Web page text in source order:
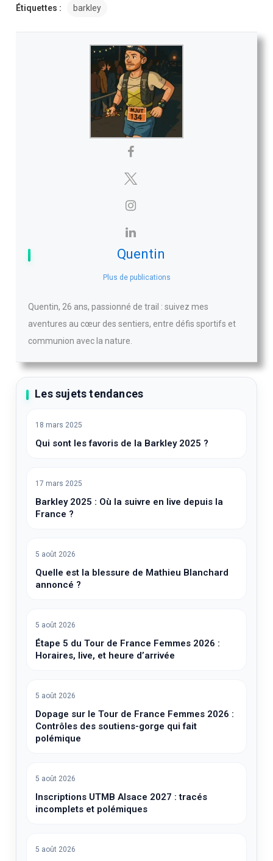
Étiquettes : barkley
Quentin
Plus de publications
Quentin, 26 ans, passionné de trail : suivez mes
aventures au cœur des sentiers, entre défis sportifs et
communion avec la nature.
Les sujets tendances
18 mars 2025
Qui sont les favoris de la Barkley 2025 ?
17 mars 2025
Barkley 2025 : Où la suivre en live depuis la
France ?
5 août 2026
Quelle est la blessure de Mathieu Blanchard
annoncé ?
5 août 2026
Étape 5 du Tour de France Femmes 2026 :
Horaires, live, et heure d’arrivée
5 août 2026
Dopage sur le Tour de France Femmes 2026 :
Contrôles des soutiens-gorge qui fait
polémique
5 août 2026
Inscriptions UTMB Alsace 2027 : tracés
incomplets et polémiques
5 août 2026